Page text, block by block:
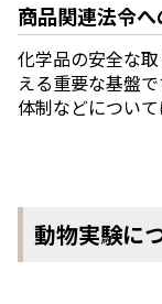
商品関連法令
化学品の安全な
える重要な基盤
体制などについて
動物実験に